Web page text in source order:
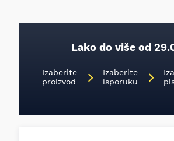
Lako do više od
Izaberite
proizvod
Izaberite
isporuku